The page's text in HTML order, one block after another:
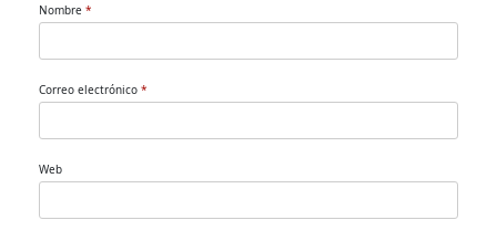
Nombre *
Correo electrónico *
Web